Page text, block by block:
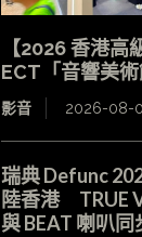
【2026 香港高
ECT「音響美
影音 2026-08-
瑞典 Defunc
陸香港 TRUE
與 BEAT 喇叭同